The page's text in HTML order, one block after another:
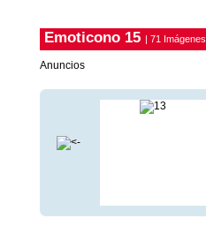
Emoticono 15 | 71 Imágenes
Anuncios